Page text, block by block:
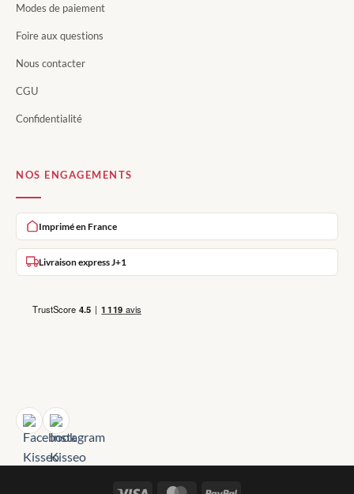
Modes de paiement
Foire aux questions
Nous contacter
CGU
Confidentialité
NOS ENGAGEMENTS
Imprimé en France
Livraison express J+1